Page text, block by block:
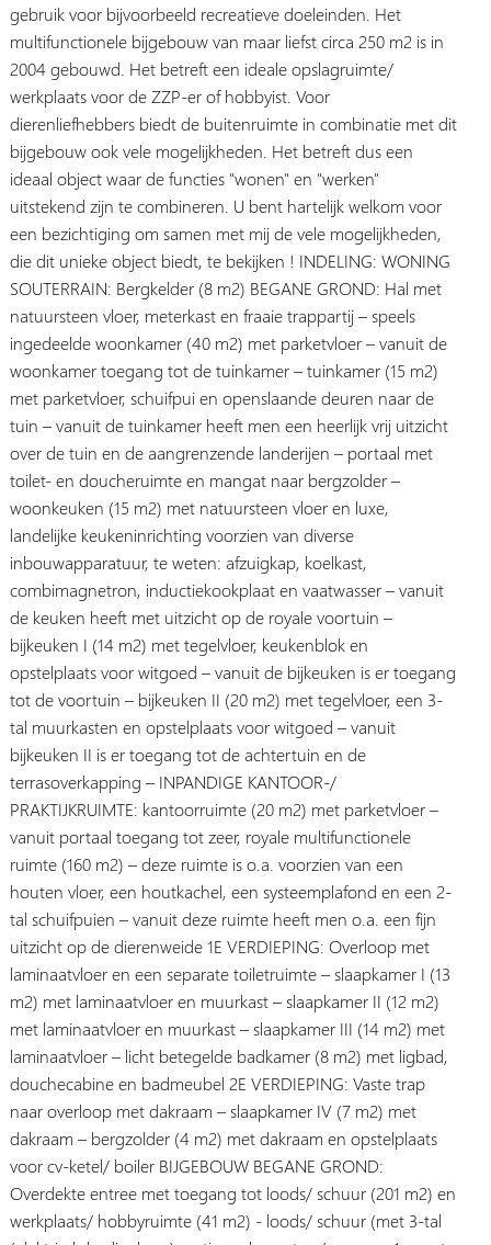
gebruik voor bijvoorbeeld recreatieve doeleinden. Het
multifunctionele bijgebouw van maar liefst circa 250 m2 is in
2004 gebouwd. Het betreft een ideale opslagruimte/
werkplaats voor de ZZP-er of hobbyist. Voor
dierenliefhebbers biedt de buitenruimte in combinatie met dit
bijgebouw ook vele mogelijkheden. Het betreft dus een
ideaal object waar de functies "wonen" en "werken"
uitstekend zijn te combineren. U bent hartelijk welkom voor
een bezichtiging om samen met mij de vele mogelijkheden,
die dit unieke object biedt, te bekijken ! INDELING: WONING
SOUTERRAIN: Bergkelder (8 m2) BEGANE GROND: Hal met
natuursteen vloer, meterkast en fraaie trappartij – speels
ingedeelde woonkamer (40 m2) met parketvloer – vanuit de
woonkamer toegang tot de tuinkamer – tuinkamer (15 m2)
met parketvloer, schuifpui en openslaande deuren naar de
tuin – vanuit de tuinkamer heeft men een heerlijk vrij uitzicht
over de tuin en de aangrenzende landerijen – portaal met
toilet- en doucheruimte en mangat naar bergzolder –
woonkeuken (15 m2) met natuursteen vloer en luxe,
landelijke keukeninrichting voorzien van diverse
inbouwapparatuur, te weten: afzuigkap, koelkast,
combimagnetron, inductiekookplaat en vaatwasser – vanuit
de keuken heeft met uitzicht op de royale voortuin –
bijkeuken I (14 m2) met tegelvloer, keukenblok en
opstelplaats voor witgoed – vanuit de bijkeuken is er toegang
tot de voortuin – bijkeuken II (20 m2) met tegelvloer, een 3-
tal muurkasten en opstelplaats voor witgoed – vanuit
bijkeuken II is er toegang tot de achtertuin en de
terrasoverkapping – INPANDIGE KANTOOR-/
PRAKTIJKRUIMTE: kantoorruimte (20 m2) met parketvloer –
vanuit portaal toegang tot zeer, royale multifunctionele
ruimte (160 m2) – deze ruimte is o.a. voorzien van een
houten vloer, een houtkachel, een systeemplafond en een 2-
tal schuifpuien – vanuit deze ruimte heeft men o.a. een fijn
uitzicht op de dierenweide 1E VERDIEPING: Overloop met
laminaatvloer en een separate toiletruimte – slaapkamer I (13
m2) met laminaatvloer en muurkast – slaapkamer II (12 m2)
met laminaatvloer en muurkast – slaapkamer III (14 m2) met
laminaatvloer – licht betegelde badkamer (8 m2) met ligbad,
douchecabine en badmeubel 2E VERDIEPING: Vaste trap
naar overloop met dakraam – slaapkamer IV (7 m2) met
dakraam – bergzolder (4 m2) met dakraam en opstelplaats
voor cv-ketel/ boiler BIJGEBOUW BEGANE GROND:
Overdekte entree met toegang tot loods/ schuur (201 m2) en
werkplaats/ hobbyruimte (41 m2) - loods/ schuur (met 3-tal